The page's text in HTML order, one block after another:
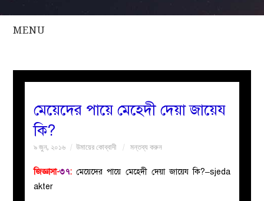
MENU
সকল
বয়ান
নারীদের
মেয়েদের পায়ে মেহেদী দেয়া জায়েয
কি?
৯ জুন, ২০১৬ উমায়ের কোব্বাদী মন্তব্য করুন
জিজ্ঞাসা-৩৭:মেয়েদের পায়ে মেহেদী দেয়া জায়েয কি?–sjeda
akter